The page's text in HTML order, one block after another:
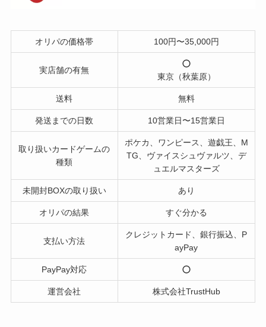
オリパの価格帯 100円〜35,000円
実店舗の有無
東京（秋葉原）
送料 無料
発送までの日数 10営業日〜15営業日
取り扱いカードゲームの
種類
ポケカ、ワンピース、遊戯王、M
TG、ヴァイスシュヴァルツ、デ
ュエルマスターズ
未開封BOXの取り扱い あり
オリパの結果 すぐ分かる
支払い方法
クレジットカード、銀行振込、P
ayPay
PayPay対応
運営会社 株式会社TrustHub